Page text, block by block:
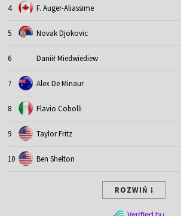
4 F. Auger-Aliassime
5 Novak Djokovic
6 Daniił Miedwiediew
7 Alex De Minaur
8 Flavio Cobolli
9 Taylor Fritz
10 Ben Shelton
ROZWIŃ